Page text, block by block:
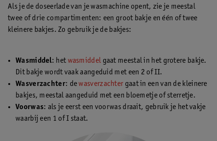
Als je de doseerlade van je wasmachine opent, zie je meestal
twee of drie compartimenten: een groot bakje en één of twee
kleinere bakjes. Zo gebruik je de bakjes:
Wasmiddel: hetwasmiddel gaat meestal in het grotere bakje.
Dit bakje wordt vaak aangeduid met een 2 of II.
Wasverzachter: dewasverzachter gaat in een van de kleinere
bakjes, meestal aangeduid met een bloemetje of sterretje.
Voorwas: als je eerst een voorwas draait, gebruik je het vakje
waarbij een 1 of I staat.